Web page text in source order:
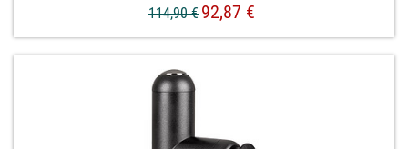
114,90 € 92,87 €